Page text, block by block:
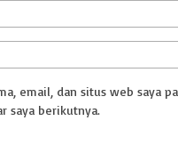
email, dan situs web saya
saya berikutnya.